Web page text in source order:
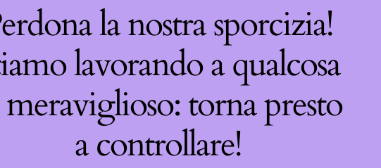
la nostra sporcizia!
lavorando a qualcosa
torna presto
a controllare!